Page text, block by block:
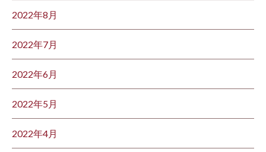
2022年8月
2022年7月
2022年6月
2022年5月
2022年4月